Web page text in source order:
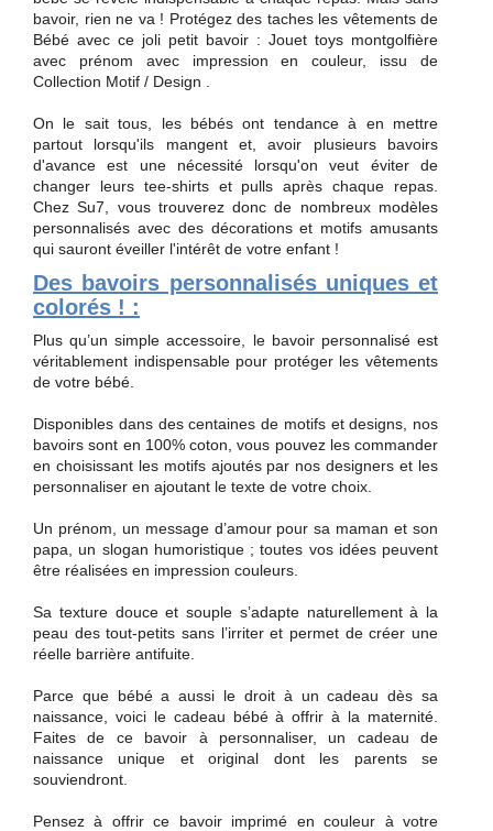
bavoir, rien ne va ! Protégez des taches les vêtements de
Bébé avec ce joli petit bavoir : Jouet toys montgolfière
avec prénom avec impression en couleur, issu de
Collection Motif / Design .
On le sait tous, les bébés ont tendance à en mettre
partout lorsqu'ils mangent et, avoir plusieurs bavoirs
d'avance est une nécessité lorsqu'on veut éviter de
changer leurs tee-shirts et pulls après chaque repas.
Chez Su7, vous trouverez donc de nombreux modèles
personnalisés avec des décorations et motifs amusants
qui sauront éveiller l'intérêt de votre enfant !
Des bavoirs personnalisés uniques et
colorés ! :
Plus qu’un simple accessoire, le bavoir personnalisé est
véritablement indispensable pour protéger les vêtements
de votre bébé.
Disponibles dans des centaines de motifs et designs, nos
bavoirs sont en 100% coton, vous pouvez les commander
en choisissant les motifs ajoutés par nos designers et les
personnaliser en ajoutant le texte de votre choix.
Un prénom, un message d’amour pour sa maman et son
papa, un slogan humoristique ; toutes vos idées peuvent
être réalisées en impression couleurs.
Sa texture douce et souple s’adapte naturellement à la
peau des tout-petits sans l’irriter et permet de créer une
réelle barrière antifuite.
Parce que bébé a aussi le droit à un cadeau dès sa
naissance, voici le cadeau bébé à offrir à la maternité.
Faites de ce bavoir à personnaliser, un cadeau de
naissance unique et original dont les parents se
souviendront.
Pensez à offrir ce bavoir imprimé en couleur à votre